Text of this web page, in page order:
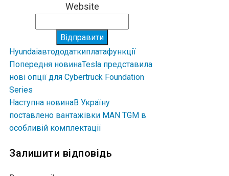
Website
Відправити
Hyundaiавтододаткиплатафункції
Попередня новинаTesla представила
нові опції для Cybertruck Foundation
Series
Наступна новинаВ Україну
поставлено вантажівки MAN TGM в
особливій комплектації
Залишити відповідь